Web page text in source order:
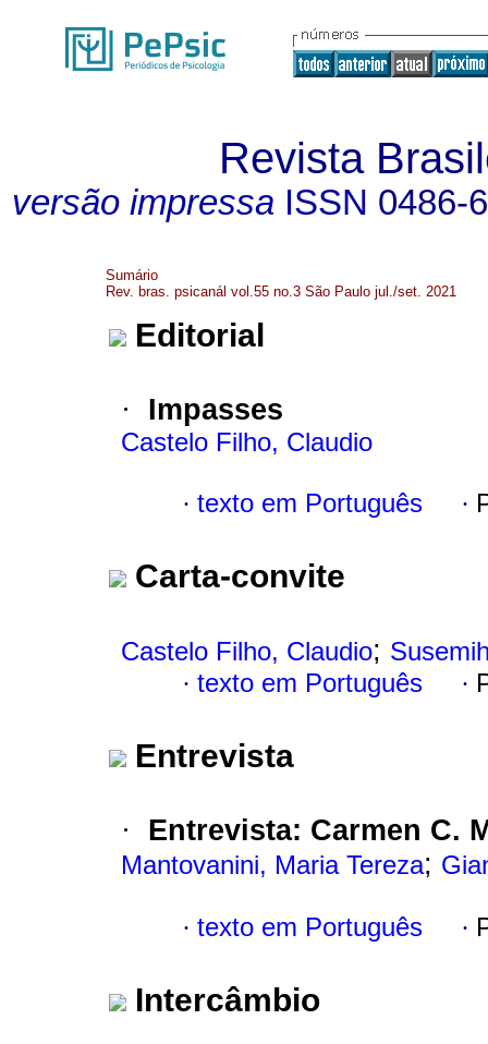
Revista
versão impressa ISSN 0486-
Sumário
Rev. bras. psicanál vol.55 no.3 São Paulo jul./set. 2021
Editorial
· Impasses
Castelo Filho, Claudio
· texto em Português ·
Carta-convite
Castelo Filho, Claudio;
· texto em Português ·
Entrevista
· Entrevista: Carmen C.
Mantovanini, Maria Tereza;
· texto em Português ·
Intercâmbio